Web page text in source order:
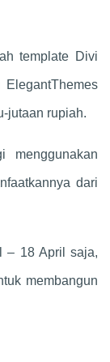
template Divi
jutaan rupiah.
menggunakan
dari
– 18 April saja,
membangun